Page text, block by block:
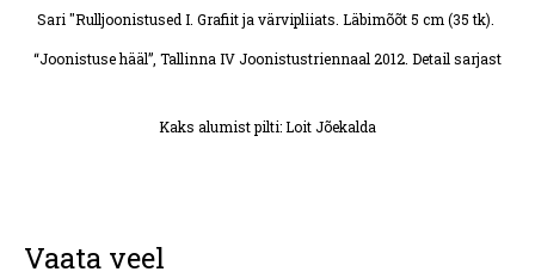
Sari "Rulljoonistused I. Grafiit ja värvipliiats. Läbimõõt 5 cm (35 tk).
“Joonistuse hääl”, Tallinna IV Joonistustriennaal 2012. Detail sarjast
Kaks alumist pilti: Loit Jõekalda
Vaata veel